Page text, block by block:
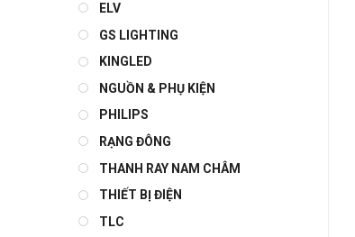
ELV
GS LIGHTING
KINGLED
NGUỒN & PHỤ KIỆN
PHILIPS
RẠNG ĐÔNG
THANH RAY NAM CHÂM
THIẾT BỊ ĐIỆN
TLC